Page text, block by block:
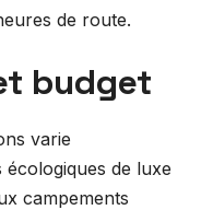
de route.
budget
varie
de luxe
campements